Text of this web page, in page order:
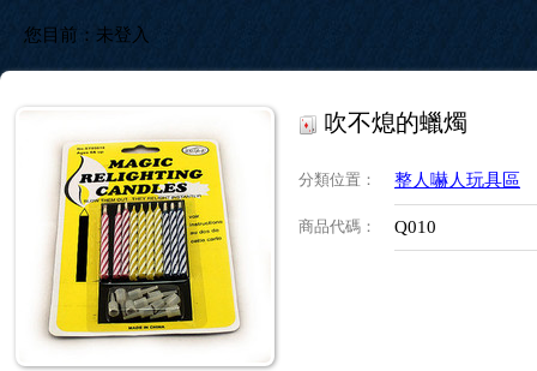
您目前： 未登入
吹不熄的蠟燭
分類位置 ： 整人嚇人玩具區
商品代碼 ： Q010